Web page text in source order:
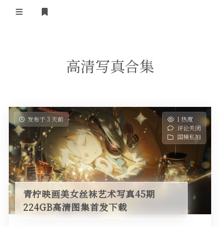
高清写真合集
发布于 3 天前
1 热度
评论关闭
国模私拍
青柠映画美女丝袜艺术写真45期
224GB高清图集首发下载